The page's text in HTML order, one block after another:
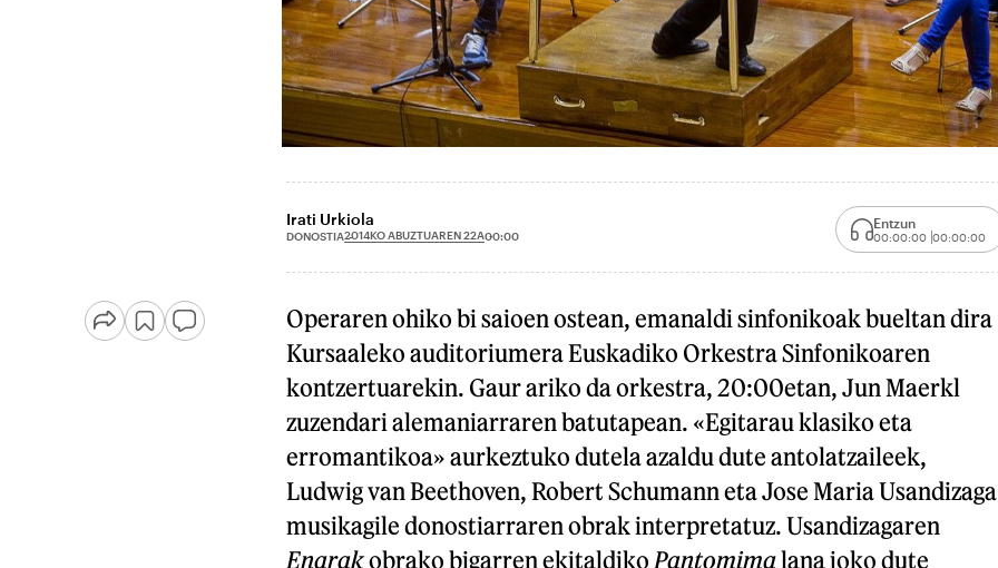
Irati Urkiola
DONOSTIA2014KO ABUZTUAREN 22A00:00
Entzun
00:00:00 00:00:00
Operaren ohiko bi saioen ostean, emanaldi sinfonikoak bueltan dira
Kursaaleko auditoriumera Euskadiko Orkestra Sinfonikoaren
kontzertuarekin. Gaur ariko da orkestra, 20:00etan, Jun Maerkl
zuzendari alemaniarraren batutapean. «Egitarau klasiko eta
erromantikoa» aurkeztuko dutela azaldu dute antolatzaileek,
Ludwig van Beethoven, Robert Schumann eta Jose Maria Usandizaga
musikagile donostiarraren obrak interpretatuz. Usandizagaren
Enarakobrako bigarren ekitaldiko Pantomimalana joko dute